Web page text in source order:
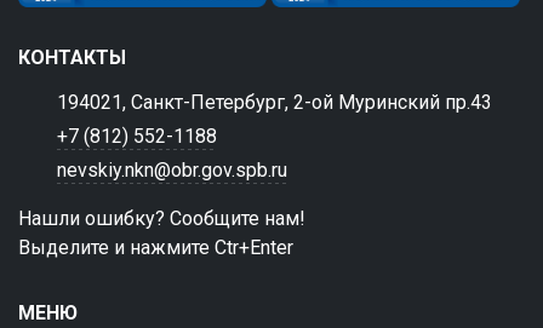
КОНТАКТЫ
194021, Санкт-Петербург, 2-ой Муринский пр.43
+7 (812) 552-1188
nevskiy.nkn@obr.gov.spb.ru
Нашли ошибку? Сообщите нам!
Выделите и нажмите Ctr+Enter
МЕНЮ